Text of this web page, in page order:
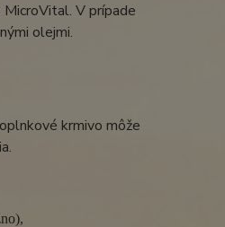
V prípade
olejmi.
krmivo môže